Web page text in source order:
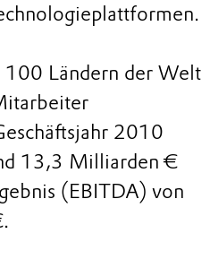
100 Ländern der Welt
2010
13,3 Milliarden €
(EBITDA) von